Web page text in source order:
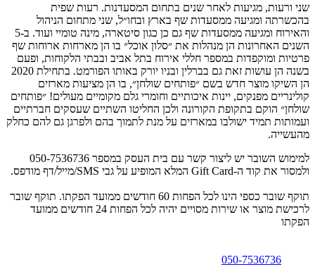
שני ורעות, מגיעות לאחר שנים בתחום המסעדנות. רעות שפית
בהכשרתה ומגיעה ממסעדות שף בארץ ובחו״ל, שני מתחום הניהול
והאירוח ומגיעה ממסעדות שף גם כן כגון סיטארה, מינה טומיי ועוד. ב-5
השנים האחרונות הן מנהלות את ״סלון אוכל״ בו הן מארחות ארוחות שף
פרטיות ומוקפדות במספר חללי אירוח בתל אביב ובבתי הלקוחות, ופעם
בשנה הן עושות זאת גם בברלין ובניו יורק באותו הפורמט. בתחילת 2020
הן השיקו מוצר חדש בשם ״פותחים שולחן״, בו הן מציעות מארזים
קולינריים מפנקים, יינות איכותיים וחומרי גלם מקומיים מעולים! ״פותחים
שולחן״ הוקם בתקופת הקורונה ולכן החליטו השתיים שעסקים חברתיים
ועמותות תמיד ישולבו במארזים על מנת לתמוך בהם ולפרגן גם להם כחלק
מהעשייה.
למימוש השובר יש ליצור קשר עם בית העסק במספר 050-7536736
ולמסור את קוד ה-Gift Card המלא המופיע על גבי SMS/מייל/דף מודפס.
תוקף שובר כספי הינו לכל הפחות 60 חודשים ממועד הפקתו. תוקף שובר
לרכישת מוצר או שירות מסויים יהיה לכל הפחות 24 חודשים ממועד
הפקתו
050-7536736